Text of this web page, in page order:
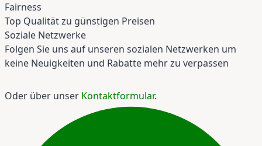
Fairness
Top Qualität zu günstigen Preisen
Soziale Netzwerke
Folgen Sie uns auf unseren sozialen Netzwerken um
keine Neuigkeiten und Rabatte mehr zu verpassen
Oder über unser Kontaktformular.